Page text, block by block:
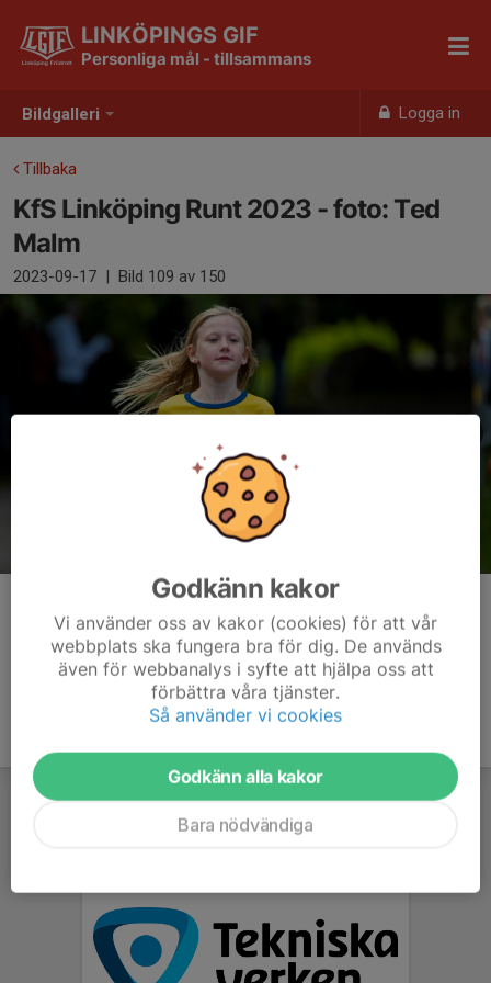
Bildgalleri Logga in
LINKÖPINGS GIF
Personliga mål - tillsammans
Tillbaka
KfS Linköping Runt 2023 - foto: Ted
Malm
2023-09-17 | Bild 109 av 150
Godkänn kakor
Vi använder oss av kakor (cookies) för att vår
webbplats ska fungera bra för dig. De används
även för webbanalys i syfte att hjälpa oss att
förbättra våra tjänster.
Så använder vi cookies
Godkänn alla kakor
Bara nödvändiga